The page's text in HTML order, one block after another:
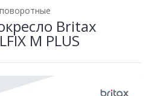
Britax
M PLUS